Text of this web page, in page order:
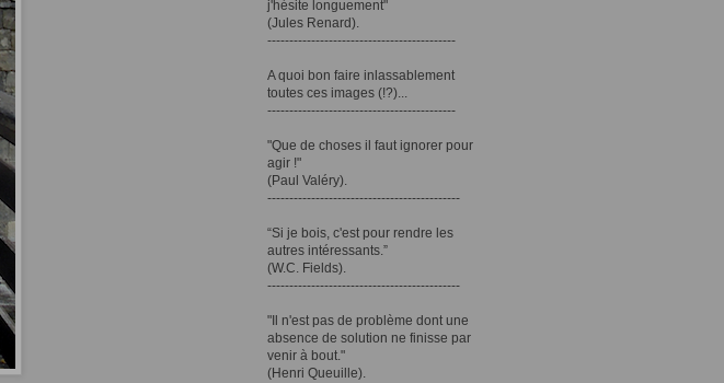
j'hésite longuement"
(Jules Renard).
-------------------------------------------
A quoi bon faire inlassablement
toutes ces images (!?)...
-------------------------------------------
"Que de choses il faut ignorer pour
agir !"
(Paul Valéry).
--------------------------------------------
“Si je bois, c'est pour rendre les
autres intéressants.”
(W.C. Fields).
--------------------------------------------
"Il n'est pas de problème dont une
absence de solution ne finisse par
venir à bout."
(Henri Queuille).